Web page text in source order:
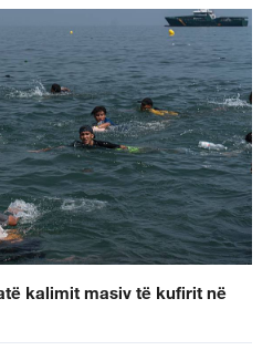
kalimit masiv të kufirit në